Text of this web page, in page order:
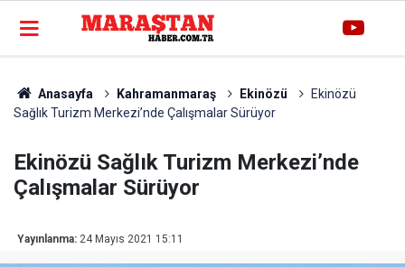
Anasayfa Kahramanmaraş Ekinözü
Ekinözü
Sağlık Turizm Merkezi’nde Çalışmalar Sürüyor
Ekinözü Sağlık Turizm Merkezi’nde
Çalışmalar Sürüyor
Yayınlanma: 24 Mayıs 2021 15:11